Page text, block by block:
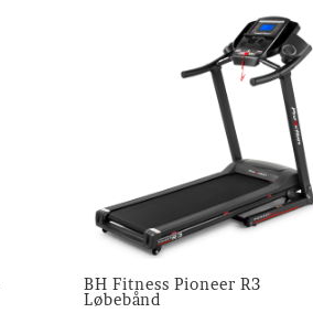
BH Fitness Pioneer R3
Løbebånd